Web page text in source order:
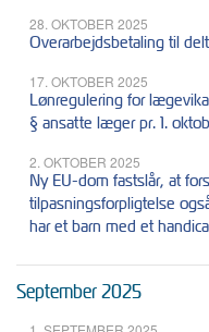
28. OKTOBER 2025
Overarbejdsbetaling til
17. OKTOBER 2025
Lønregulering for
§ ansatte læger pr. 1.
2. OKTOBER 2025
Ny EU-dom fastslår, at
tilpasningsforpligtelse
har et barn med et
September 2025